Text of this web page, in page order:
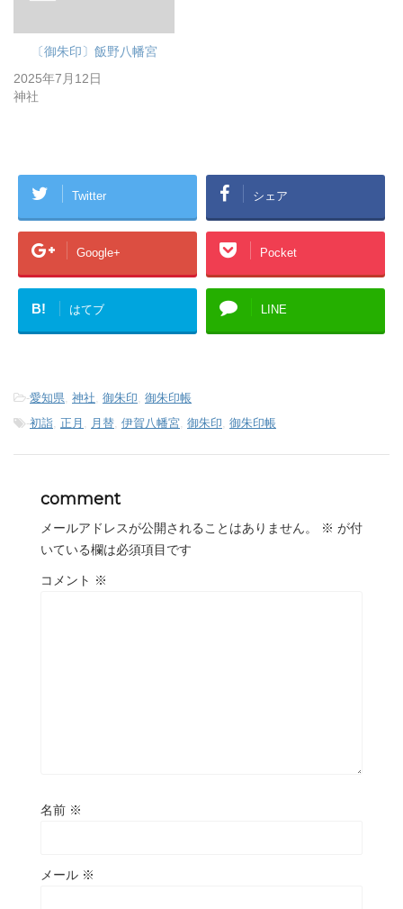
〔御朱印〕飯野八幡宮
2025年7月12日
神社
Twitter シェア
Google+ Pocket
B! はてブ LINE
-愛知県 神社 御朱印 御朱印帳
-初詣 正月 月替 伊賀八幡宮 御朱印 御朱印帳
comment
メールアドレスが公開されることはありません。 ※ が付
いている欄は必須項目です
コメント ※
名前 ※
メール ※